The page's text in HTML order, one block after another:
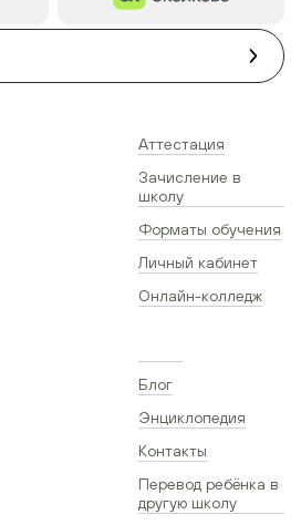
Аттестация
Зачисление в
школу
Форматы обучения
Личный кабинет
Онлайн-колледж
Блог
Энциклопедия
Контакты
Перевод ребёнка в
другую школу